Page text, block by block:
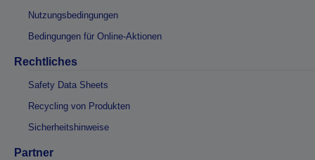
Nutzungsbedingungen
Bedingungen für Online-Aktionen
Rechtliches
Safety Data Sheets
Recycling von Produkten
Sicherheitshinweise
Partner